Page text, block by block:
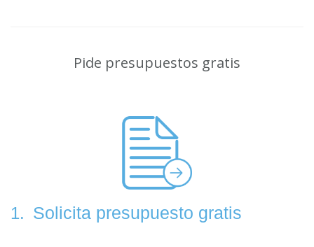
Pide presupuestos gratis
1. Solicita presupuesto gratis